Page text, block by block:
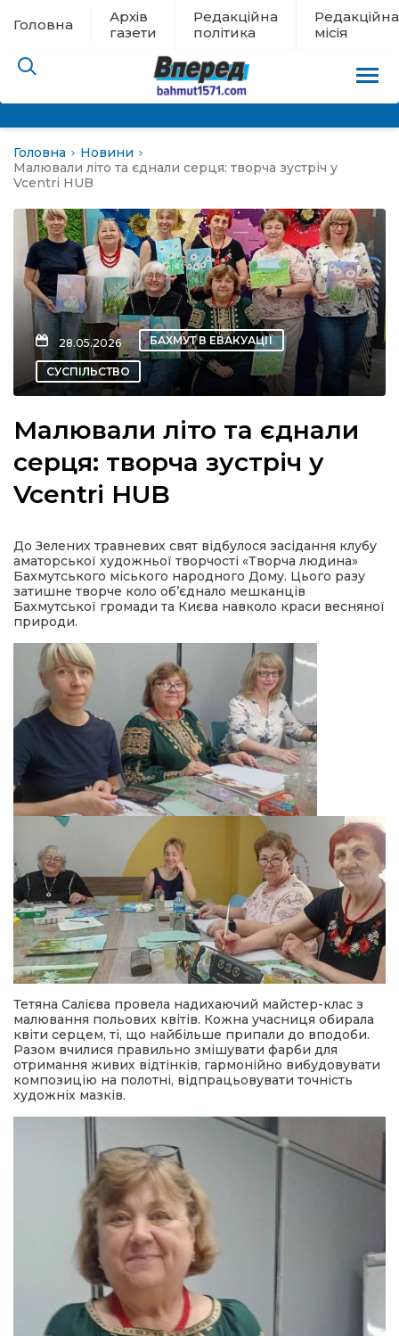
Головна
Архів
газети
Редакційна
політика
Редакційна
місія
евакуації
новини
політика
Головна
Новини
Малювали літо та єднали серця: творча зустріч у
Vcentri HUB
28.05.2026 БАХМУТ В ЕВАКУАЦІЇ
СУСПІЛЬСТВО
Малювали літо та єднали
серця: творча зустріч у
Vcentri HUB
До Зелених травневих свят відбулося засідання клубу
аматорської художньої творчості «Творча людина»
Бахмутського міського народного Дому. Цього разу
затишне творче коло об’єднало мешканців
Бахмутської громади та Києва навколо краси весняної
природи.
Тетяна Салієва провела надихаючий майстер-клас з
малювання польових квітів. Кожна учасниця обирала
квіти серцем, ті, що найбільше припали до вподоби.
Разом вчилися правильно змішувати фарби для
отримання живих відтінків, гармонійно вибудовувати
композицію на полотні, відпрацьовувати точність
художніх мазків.